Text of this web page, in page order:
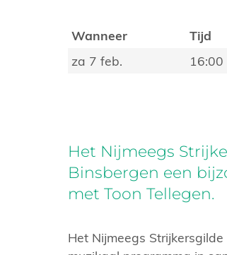
Wanneer Tijd
za 7 feb.
16:00
Het Nijmeegs
Binsbergen een
met Toon Tellegen.
Het Nijmeegs